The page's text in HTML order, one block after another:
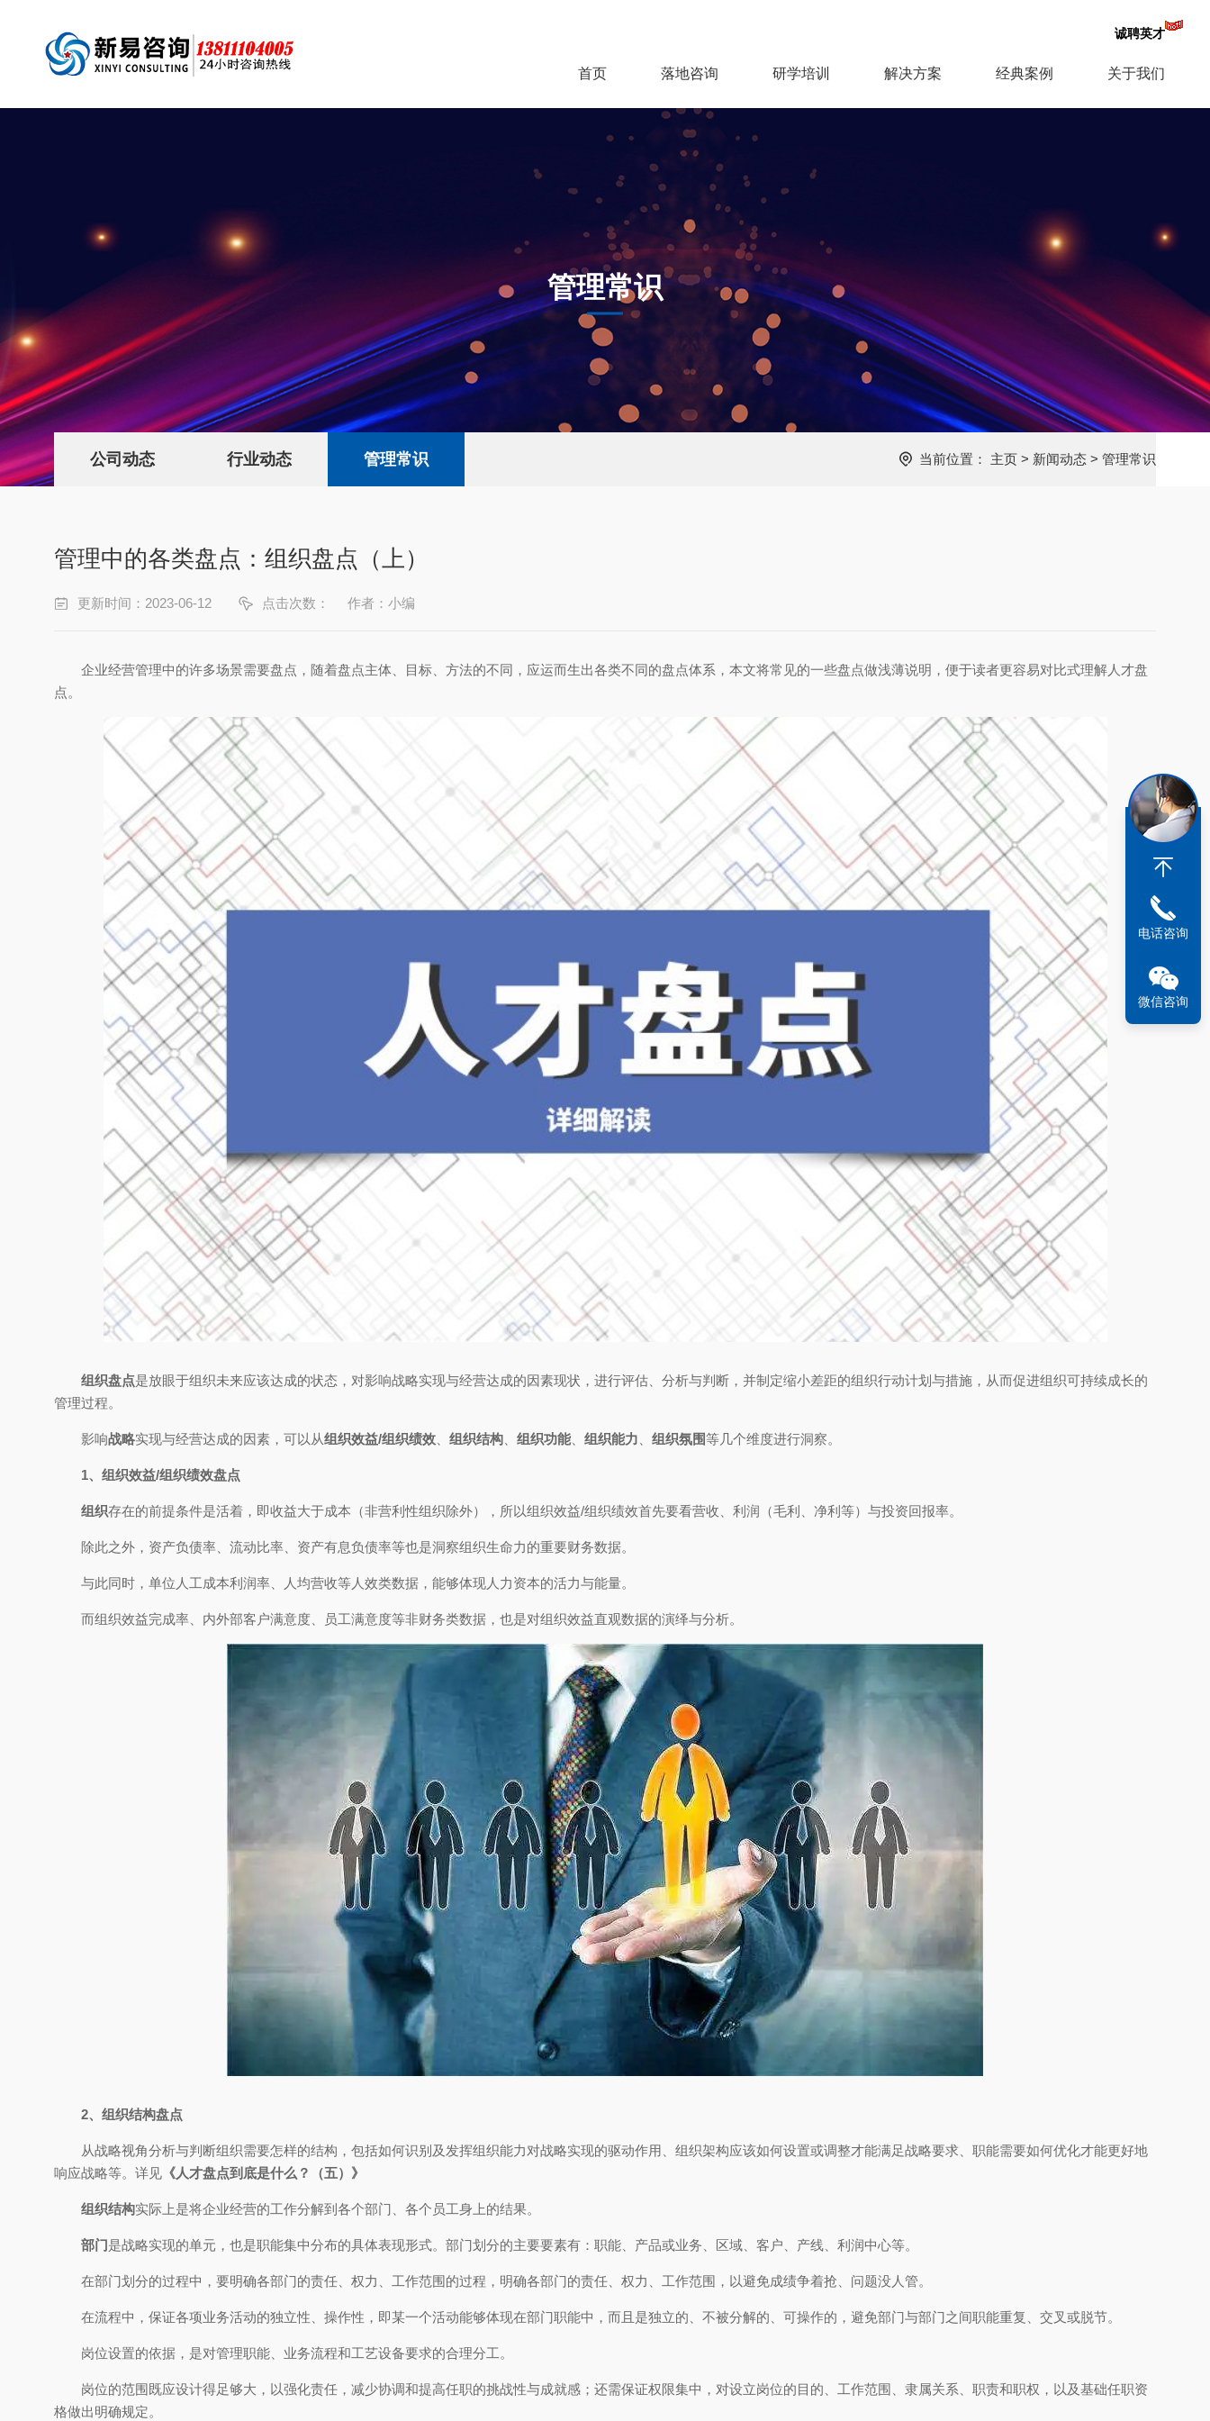
诚聘英才
首页 落地咨询 研学培训 解决方案 经典案例 关于我们
管理常识
公司动态 行业动态 管理常识 当前位置： 主页 > 新闻动态 > 管理常识
管理中的各类盘点：组织盘点（上）
更新时间：2023-06-12 点击次数： 作者：小编
企业经营管理中的许多场景需要盘点，随着盘点主体、目标、方法的不同，应运而生出各类不同的盘点体系，本文将常见的一些盘点做浅薄说明，便于读者更容易对比式理解人才盘
点。
组织盘点是放眼于组织未来应该达成的状态，对影响战略实现与经营达成的因素现状，进行评估、分析与判断，并制定缩小差距的组织行动计划与措施，从而促进组织可持续成长的
管理过程。
影响战略实现与经营达成的因素，可以从组织效益/组织绩效 组织结构 组织功能 组织能力 组织氛围等几个维度进行洞察。
1、组织效益/组织绩效盘点
组织存在的前提条件是活着，即收益大于成本（非营利性组织除外），所以组织效益/组织绩效首先要看营收、利润（毛利、净利等）与投资回报率。
除此之外，资产负债率、流动比率、资产有息负债率等也是洞察组织生命力的重要财务数据。
与此同时，单位人工成本利润率、人均营收等人效类数据，能够体现人力资本的活力与能量。
而组织效益完成率、内外部客户满意度、员工满意度等非财务类数据，也是对组织效益直观数据的演绎与分析。
2、组织结构盘点
从战略视角分析与判断组织需要怎样的结构，包括如何识别及发挥组织能力对战略实现的驱动作用、组织架构应该如何设置或调整才能满足战略要求、职能需要如何优化才能更好地
响应战略等。详见 《人才盘点到底是什么？（五）》
组织结构实际上是将企业经营的工作分解到各个部门、各个员工身上的结果。
部门是战略实现的单元，也是职能集中分布的具体表现形式。部门划分的主要要素有：职能、产品或业务、区域、客户、产线、利润中心等。
在部门划分的过程中，要明确各部门的责任、权力、工作范围的过程，明确各部门的责任、权力、工作范围，以避免成绩争着抢、问题没人管。
在流程中，保证各项业务活动的独立性、操作性，即某一个活动能够体现在部门职能中，而且是独立的、不被分解的、可操作的，避免部门与部门之间职能重复、交叉或脱节。
岗位设置的依据，是对管理职能、业务流程和工艺设备要求的合理分工。
岗位的范围既应设计得足够大，以强化责任，减少协调和提高任职的挑战性与成就感；还需保证权限集中，对设立岗位的目的、工作范围、隶属关系、职责和职权，以及基础任职资
格做出明确规定。
电话咨询
微信咨询